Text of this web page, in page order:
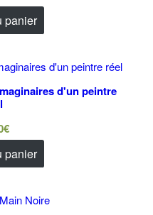
panier
d'un peintre
€
panier